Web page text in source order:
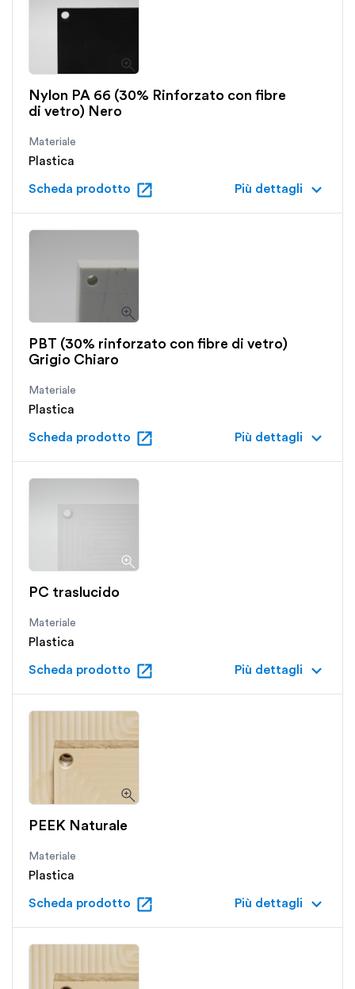
Nylon PA 66 (30% Rinforzato con fibre
di vetro) Nero
Materiale
Plastica
Scheda prodotto open_in_new Più dettagli keyboard_arrow_down
PBT (30% rinforzato con fibre di vetro)
Grigio Chiaro
Materiale
Plastica
Scheda prodotto open_in_new Più dettagli keyboard_arrow_down
PC traslucido
Materiale
Plastica
Scheda prodotto open_in_new Più dettagli keyboard_arrow_down
PEEK Naturale
Materiale
Plastica
Scheda prodotto open_in_new Più dettagli keyboard_arrow_down